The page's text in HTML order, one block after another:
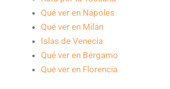
Qué ver en Nápoles
Qué ver en Milán
Islas de Venecia
Qué ver en Bérgamo
Qué ver en Florencia